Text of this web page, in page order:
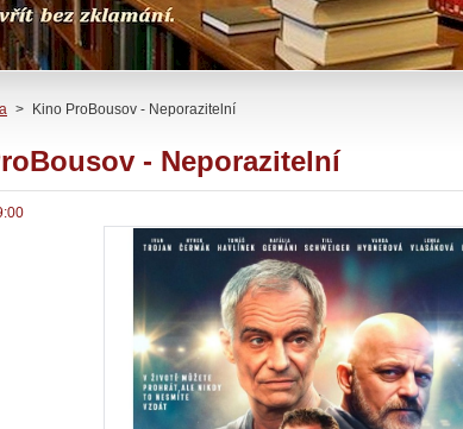
> Kino ProBousov - Neporazitelní
- Neporazitelní